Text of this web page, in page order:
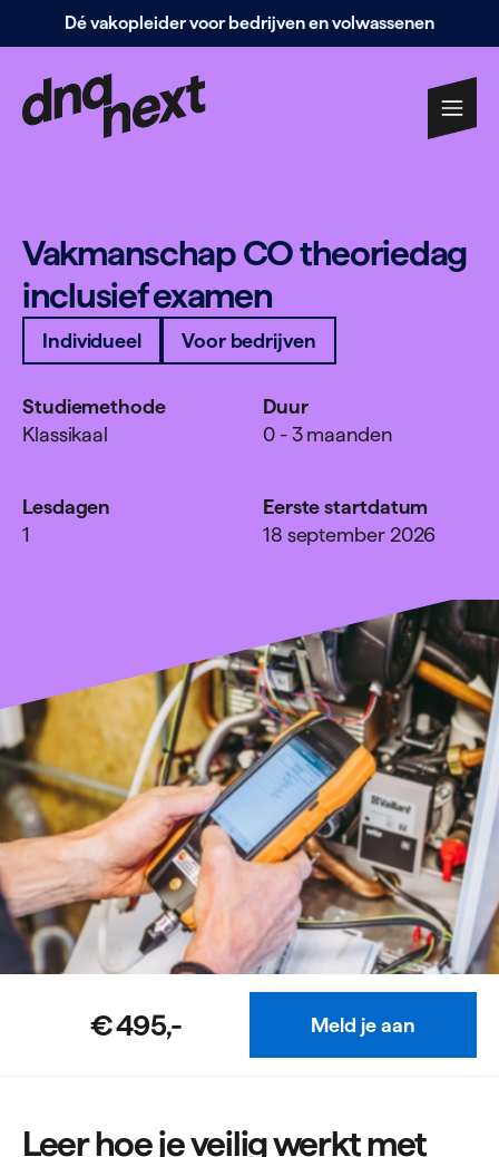
Navigatie
Dé vakopleider voor bedrijven en volwassenen
Vak­manschap COthe­o­riedag
inclusief examen
Individueel Voor bedrijven
Studiemethode
Klassikaal
Duur
0 - 3 maanden
Lesdagen
1
Eerste startdatum
18 september 2026
€ 495,- Meld je aan
Leer hoe je veilig werkt met